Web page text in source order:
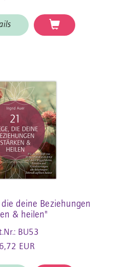
die deine Beziehungen
& heilen"
BU53
EUR